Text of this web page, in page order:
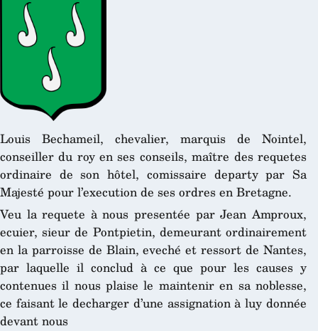
Louis Bechameil, chevalier, marquis de Nointel,
conseiller du roy en ses conseils, maître des requetes
ordinaire de son hôtel, comissaire departy par Sa
Majesté pour l’execution de ses ordres en Bretagne.
Veu la requete à nous presentée par Jean Amproux,
ecuier, sieur de Pontpietin, demeurant ordinairement
en la parroisse de Blain, eveché et ressort de Nantes,
par laquelle il conclud à ce que pour les causes y
contenues il nous plaise le maintenir en sa noblesse,
ce faisant le decharger d’une assignation à luy donnée
devant nous